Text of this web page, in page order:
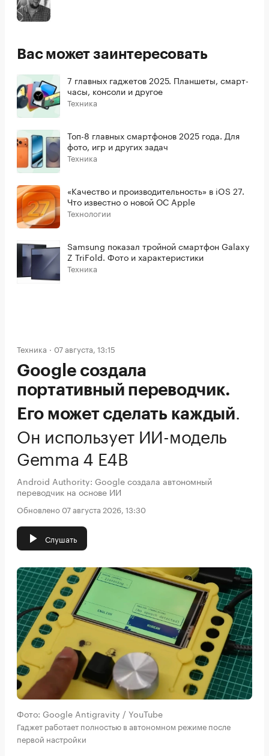
Вас может заинтересовать
7 главных гаджетов 2025. Планшеты, смарт-
часы, консоли и другое
Техника
Топ-8 главных смартфонов 2025 года. Для
фото, игр и других задач
Техника
«Качество и производительность» в iOS 27.
Что известно о новой ОС Apple
Технологии
Samsung показал тройной смартфон Galaxy
Z TriFold. Фото и характеристики
Техника
Техника 07 августа, 13:15
Google создала
портативный переводчик.
Его может сделать каждый.
Он использует ИИ-модель
Gemma 4 E4B
Android Authority: Google создала автономный
переводчик на основе ИИ
Обновлено 07 августа 2026, 13:30
Слушать
Фото: Google Antigravity / YouTube
Гаджет работает полностью в автономном режиме после
первой настройки